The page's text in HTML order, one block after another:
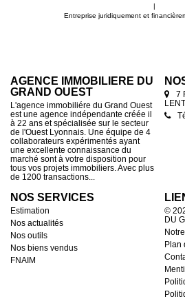
Entreprise juridiquement et
AGENCE IMMOBILIERE DU
GRAND OUEST
L'agence immobiliére du Grand Ouest
est une agence indépendante créée il
à 22 ans et spécialisée sur le secteur
de l'Ouest Lyonnais. Une équipe de 4
collaborateurs expérimentés ayant
une excellente connaissance du
marché sont à votre disposition pour
tous vos projets immobiliers. Avec plus
de 1200 transactions...
7
NOS SERVICES
Estimation
Nos actualités
Nos outils
Nos biens vendus
FNAIM
©
DU
Plan